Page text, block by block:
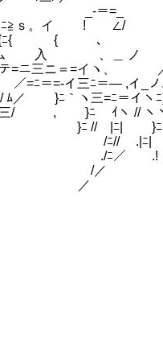
＿-=イ/ ∧/ _-＝
ヽヽ ｲ
＿ノ
ノ ゛
＝=イ
― ,イ_ノﾉ=ﾆ
｀ヽ三=ﾆ＝
// ヽヽ {
}ﾆ //
ﾆ|
.! !